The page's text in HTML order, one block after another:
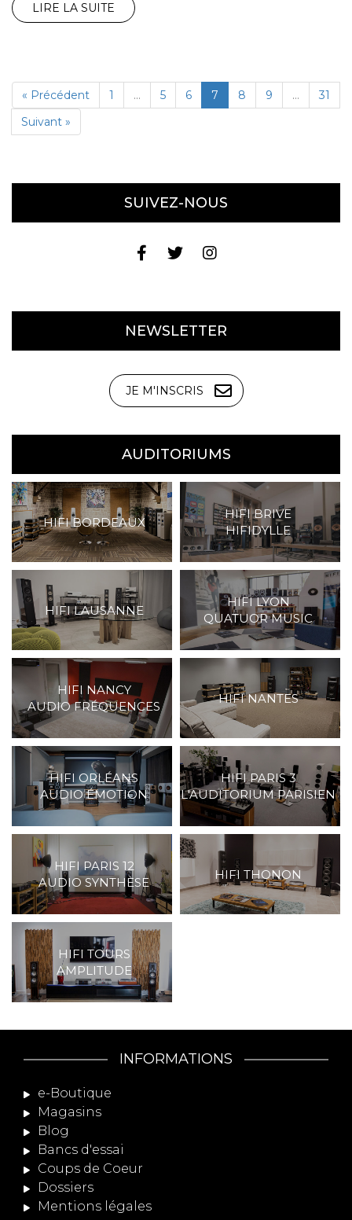
LIRE LA SUITE
« Précédent 1 … 5 6 7 8 9 …
31
Suivant »
SUIVEZ-NOUS
NEWSLETTER
JE M'INSCRIS
AUDITORIUMS
HIFI BORDEAUX
HIFI BRIVE
HIFIDYLLE
HIFI LAUSANNE
HIFI LYON
QUATUOR MUSIC
HIFI NANCY
AUDIO FRÉQUENCES
HIFI NANTES
HIFI ORLÉANS
AUDIO ÉMOTION
HIFI PARIS 3
L'AUDITORIUM PARISIEN
HIFI PARIS 12
AUDIO SYNTHÈSE
HIFI THONON
HIFI TOURS
AMPLITUDE
INFORMATIONS
e-Boutique
Magasins
Blog
Bancs d'essai
Coups de Coeur
Dossiers
Mentions légales